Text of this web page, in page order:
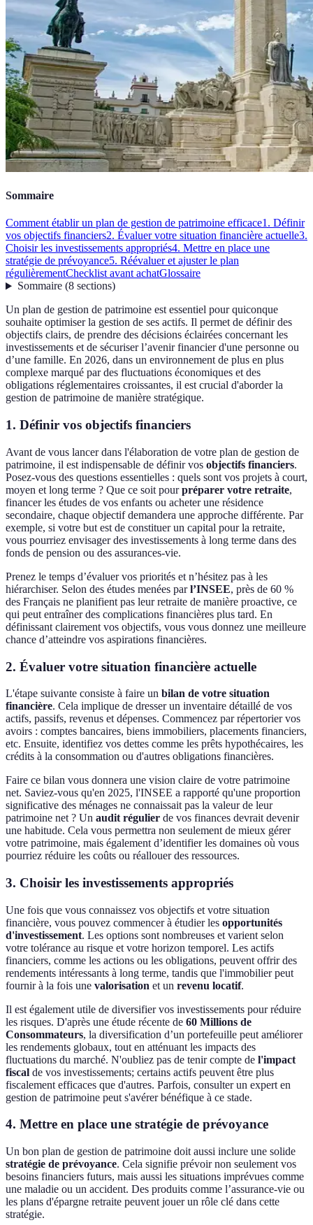
Sommaire
Comment établir un plan de gestion de patrimoine efficace1. Définir
vos objectifs financiers2. Évaluer votre situation financière actuelle3.
Choisir les investissements appropriés4. Mettre en place une
stratégie de prévoyance5. Réévaluer et ajuster le plan
régulièrementChecklist avant achatGlossaire
Sommaire(8 sections)
Un plan de gestion de patrimoine est essentiel pour quiconque
souhaite optimiser la gestion de ses actifs. Il permet de définir des
objectifs clairs, de prendre des décisions éclairées concernant les
investissements et de sécuriser l’avenir financier d'une personne ou
d’une famille. En 2026, dans un environnement de plus en plus
complexe marqué par des fluctuations économiques et des
obligations réglementaires croissantes, il est crucial d'aborder la
gestion de patrimoine de manière stratégique.
1. Définir vos objectifs financiers
Avant de vous lancer dans l'élaboration de votre plan de gestion de
patrimoine, il est indispensable de définir vos objectifs financiers.
Posez-vous des questions essentielles : quels sont vos projets à court,
moyen et long terme ? Que ce soit pourpréparer votre retraite,
financer les études de vos enfants ou acheter une résidence
secondaire, chaque objectif demandera une approche différente. Par
exemple, si votre but est de constituer un capital pour la retraite,
vous pourriez envisager des investissements à long terme dans des
fonds de pension ou des assurances-vie.
Prenez le temps d’évaluer vos priorités et n’hésitez pas à les
hiérarchiser. Selon des études menées parl’INSEE, près de 60 %
des Français ne planifient pas leur retraite de manière proactive, ce
qui peut entraîner des complications financières plus tard. En
définissant clairement vos objectifs, vous vous donnez une meilleure
chance d’atteindre vos aspirations financières.
2. Évaluer votre situation financière actuelle
L'étape suivante consiste à faire un bilan de votre situation
financière. Cela implique de dresser un inventaire détaillé de vos
actifs, passifs, revenus et dépenses. Commencez par répertorier vos
avoirs : comptes bancaires, biens immobiliers, placements financiers,
etc. Ensuite, identifiez vos dettes comme les prêts hypothécaires, les
crédits à la consommation ou d'autres obligations financières.
Faire ce bilan vous donnera une vision claire de votre patrimoine
net. Saviez-vous qu'en 2025, l'INSEE a rapporté qu'une proportion
significative des ménages ne connaissait pas la valeur de leur
patrimoine net ? Un audit régulier de vos finances devrait devenir
une habitude. Cela vous permettra non seulement de mieux gérer
votre patrimoine, mais également d’identifier les domaines où vous
pourriez réduire les coûts ou réallouer des ressources.
3. Choisir les investissements appropriés
Une fois que vous connaissez vos objectifs et votre situation
financière, vous pouvez commencer à étudier les opportunités
d'investissement. Les options sont nombreuses et varient selon
votre tolérance au risque et votre horizon temporel. Les actifs
financiers, comme les actions ou les obligations, peuvent offrir des
rendements intéressants à long terme, tandis que l'immobilier peut
fournir à la fois une valorisation et un revenu locatif.
Il est également utile de diversifier vos investissements pour réduire
les risques. D'après une étude récente de 60 Millions de
Consommateurs, la diversification d’un portefeuille peut améliorer
les rendements globaux, tout en atténuant les impacts des
fluctuations du marché. N'oubliez pas de tenir compte de l'impact
fiscal de vos investissements; certains actifs peuvent être plus
fiscalement efficaces que d'autres. Parfois, consulter un expert en
gestion de patrimoine peut s'avérer bénéfique à ce stade.
4. Mettre en place une stratégie de prévoyance
Un bon plan de gestion de patrimoine doit aussi inclure une solide
stratégie de prévoyance. Cela signifie prévoir non seulement vos
besoins financiers futurs, mais aussi les situations imprévues comme
une maladie ou un accident. Des produits comme l’assurance-vie ou
les plans d'épargne retraite peuvent jouer un rôle clé dans cette
stratégie.